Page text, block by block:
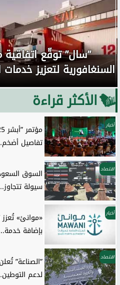
”سال” توقّع
السنغافورية لتعزيز خدمات
الأكثر قراءة
أخبار
تفاصيل
اقتصاد
السوق
سيولة
أخبار
«موانئ» تُعزز
بإضافة
اقتصاد
”الصناعة”
لدعم